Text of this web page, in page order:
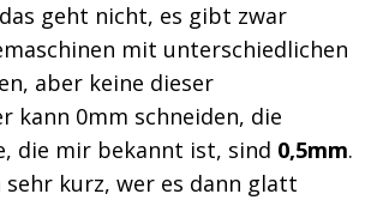
geht nicht, es gibt zwar
mit unterschiedlichen
aber keine dieser
kann 0mm schneiden, die
die mir bekannt ist, sind 0,5mm.
sehr kurz, wer es dann glatt